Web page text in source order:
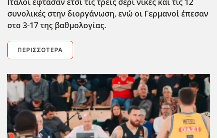
συνολικές στην διοργάνωση, ενώ οι Γερμανοί έπεσαν
στο 3-17 της βαθμολογίας.
ΠΕΡΙΣΣΌΤΕΡΑ